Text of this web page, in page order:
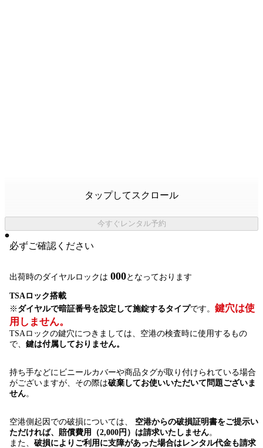
タップしてスクロール
今すぐレンタル予約
必ずご確認ください
出荷時のダイヤルロックは 000となっております
TSAロック搭載
※ ダイヤルで暗証番号を設定して施錠するタイプです。 鍵穴は使
用しません。
TSAロックの鍵穴につきましては、空港の検査時に使用するもの
で、 鍵は付属しておりません。
持ち手などにビニールカバーや商品タグが取り付けられている場合
がございますが、その際は破棄してお使いいただいて問題ございま
せん。
空港側起因での破損については、 空港からの破損証明書をご提示い
ただければ、賠償費用（2,000円）は請求いたしません。
また、 破損によりご利用に支障があった場合はレンタル代金も請求